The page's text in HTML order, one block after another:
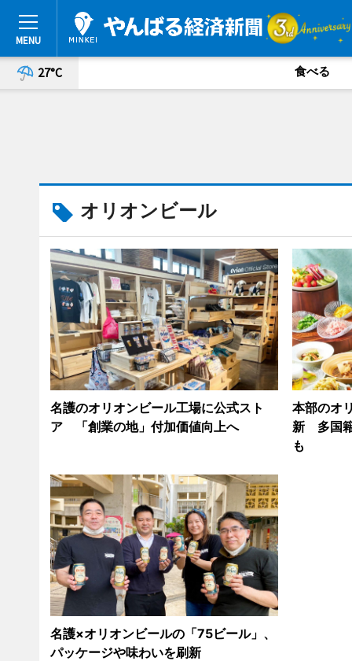
27°C 食べる
オリオンビール
名護のオリオンビール工場に公式スト
ア 「創業の地」付加価値向上へ
本部のオ
新 多国
も
名護×オリオンビールの「75ビール」、
パッケージや味わいを刷新